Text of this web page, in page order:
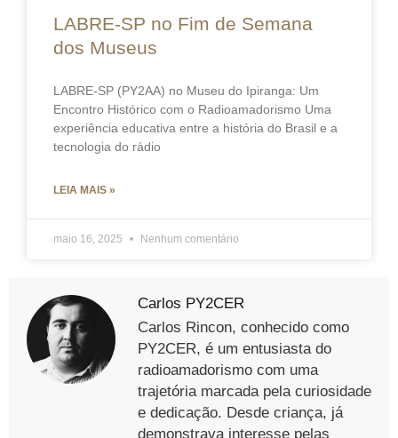
LABRE-SP no Fim de Semana
dos Museus
LABRE-SP (PY2AA) no Museu do Ipiranga: Um
Encontro Histórico com o Radioamadorismo Uma
experiência educativa entre a história do Brasil e a
tecnologia do rádio
LEIA MAIS »
maio 16, 2025 Nenhum comentário
Carlos PY2CER
Carlos Rincon, conhecido como
PY2CER, é um entusiasta do
radioamadorismo com uma
trajetória marcada pela curiosidade
e dedicação. Desde criança, já
demonstrava interesse pelas